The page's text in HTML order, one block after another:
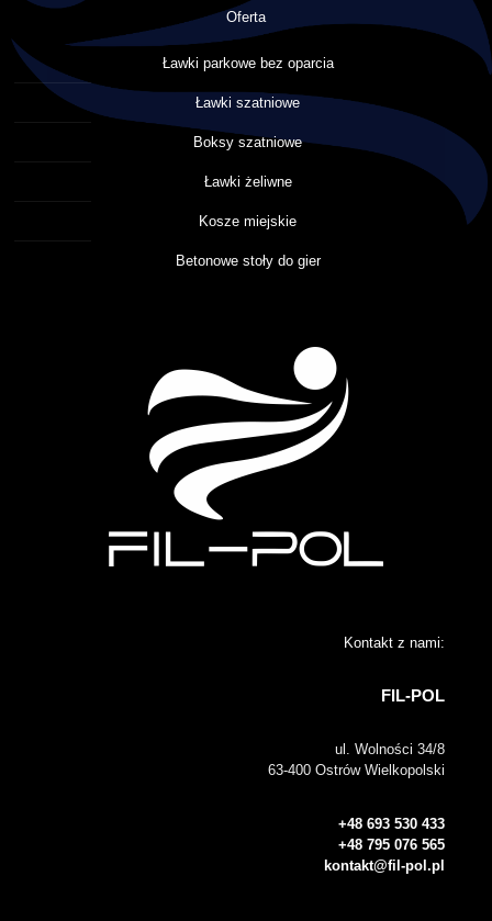
Oferta
Ławki parkowe bez oparcia
Ławki szatniowe
Boksy szatniowe
Ławki żeliwne
Kosze miejskie
Betonowe stoły do gier
Kontakt z nami:
FIL-POL
ul. Wolności 34/8
63-400 Ostrów Wielkopolski
+48 693 530 433
+48 795 076 565
kontakt@fil-pol.pl